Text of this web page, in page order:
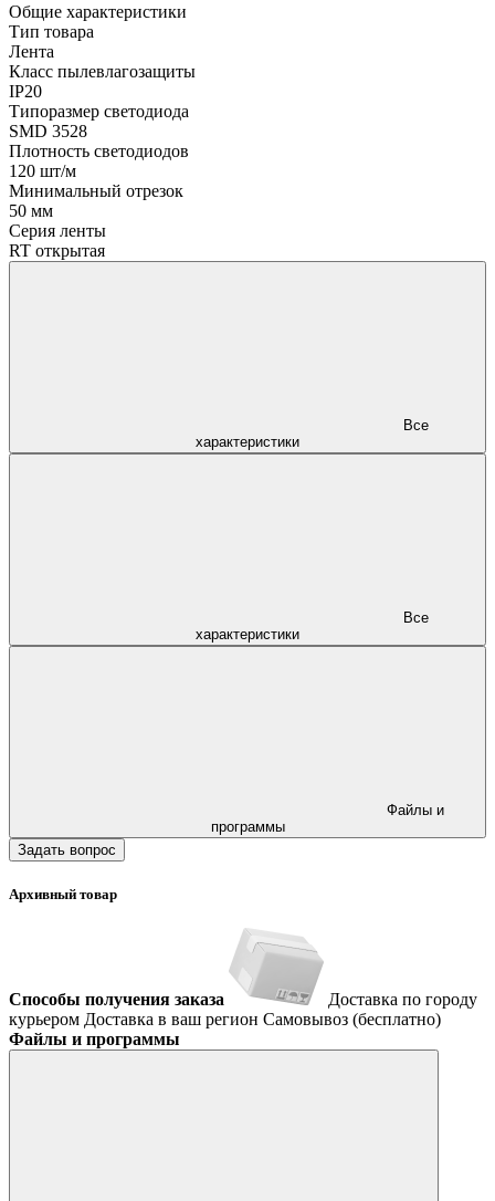
Общие характеристики
Тип товара
Лента
Класс пылевлагозащиты
IP20
Типоразмер светодиода
SMD 3528
Плотность светодиодов
120 шт/м
Минимальный отрезок
50 мм
Серия ленты
RT открытая
характеристики
характеристики
программы
Задать вопрос
Архивный товар
Способы получения заказа
Доставка по городу
курьером Доставка в ваш регион Самовывоз (бесплатно)
Файлы и программы